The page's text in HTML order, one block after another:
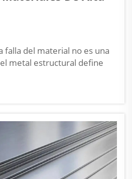
falla del material no es una
metal estructural define
del producto hasta la
chapa de titanio se ha
de referencia